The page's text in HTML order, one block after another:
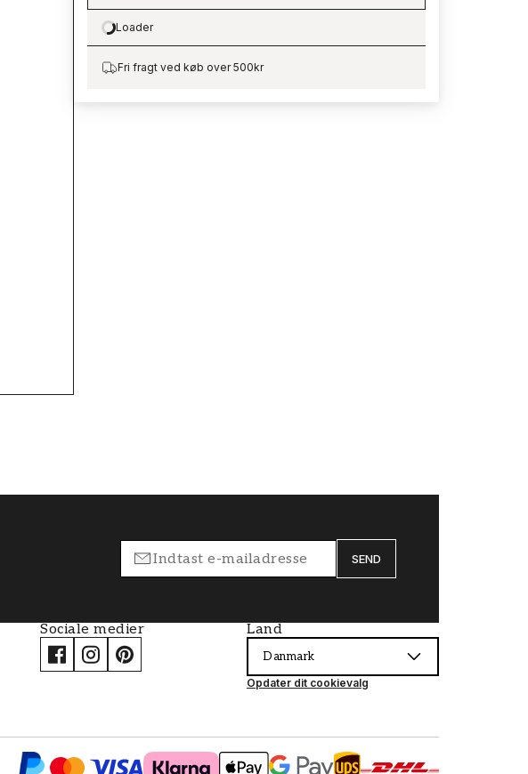
Loading…
Loader
Fri fragt ved køb over 500kr
SEND
Sociale medier Land
Danmark
Opdater dit cookievalg